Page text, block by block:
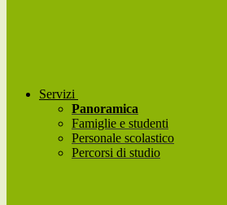
Servizi
Panoramica
Famiglie e studenti
Personale scolastico
Percorsi di studio